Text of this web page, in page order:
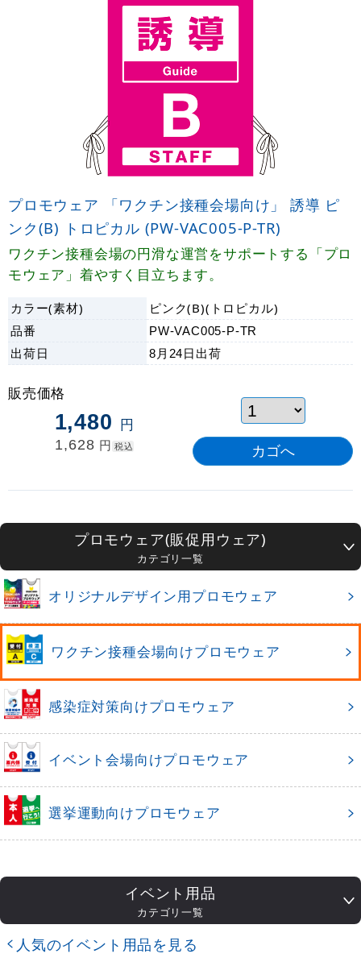
プロモウェア 「ワクチン接種会場向け」 誘導 ピ
ンク(B) トロピカル (PW-VAC005-P-TR)
ワクチン接種会場の円滑な運営をサポートする「プロ
モウェア」着やすく目立ちます。
カラー(素材)
ピンク(B)(トロピカル)
品番
PW-VAC005-P-TR
出荷日 8月24日 出荷
販売価格
1,480 円
1,628 円 税込
プロモウェア(販促用ウェア)
カテゴリ一覧
オリジナルデザイン用プロモウェア
ワクチン接種会場向けプロモウェア
感染症対策向けプロモウェア
イベント会場向けプロモウェア
選挙運動向けプロモウェア
イベント用品
カテゴリ一覧
人気のイベント用品を見る